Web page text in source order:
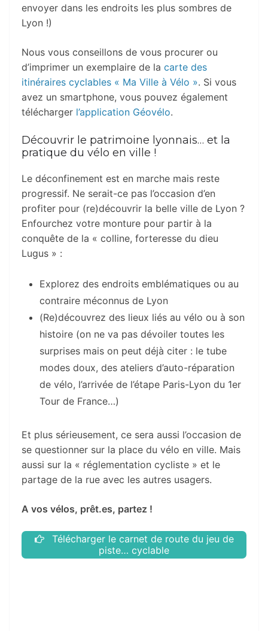
envoyer dans les endroits les plus sombres de
Lyon !)
Nous vous conseillons de vous procurer ou
d’imprimer un exemplaire de la carte des
itinéraires cyclables « Ma Ville à Vélo ». Si vous
avez un smartphone, vous pouvez également
télécharger l’application Géovélo.
Découvrir le patrimoine lyonnais… et la
pratique du vélo en ville !
Le déconfinement est en marche mais reste
progressif. Ne serait-ce pas l’occasion d’en
profiter pour (re)découvrir la belle ville de Lyon ?
Enfourchez votre monture pour partir à la
conquête de la « colline, forteresse du dieu
Lugus » :
Explorez des endroits emblématiques ou au
contraire méconnus de Lyon
(Re)découvrez des lieux liés au vélo ou à son
histoire (on ne va pas dévoiler toutes les
surprises mais on peut déjà citer : le tube
modes doux, des ateliers d’auto-réparation
de vélo, l’arrivée de l’étape Paris-Lyon du 1er
Tour de France…)
Et plus sérieusement, ce sera aussi l’occasion de
se questionner sur la place du vélo en ville. Mais
aussi sur la « réglementation cycliste » et le
partage de la rue avec les autres usagers.
A vos vélos, prêt.es, partez !
Télécharger le carnet de route du jeu de
piste… cyclable